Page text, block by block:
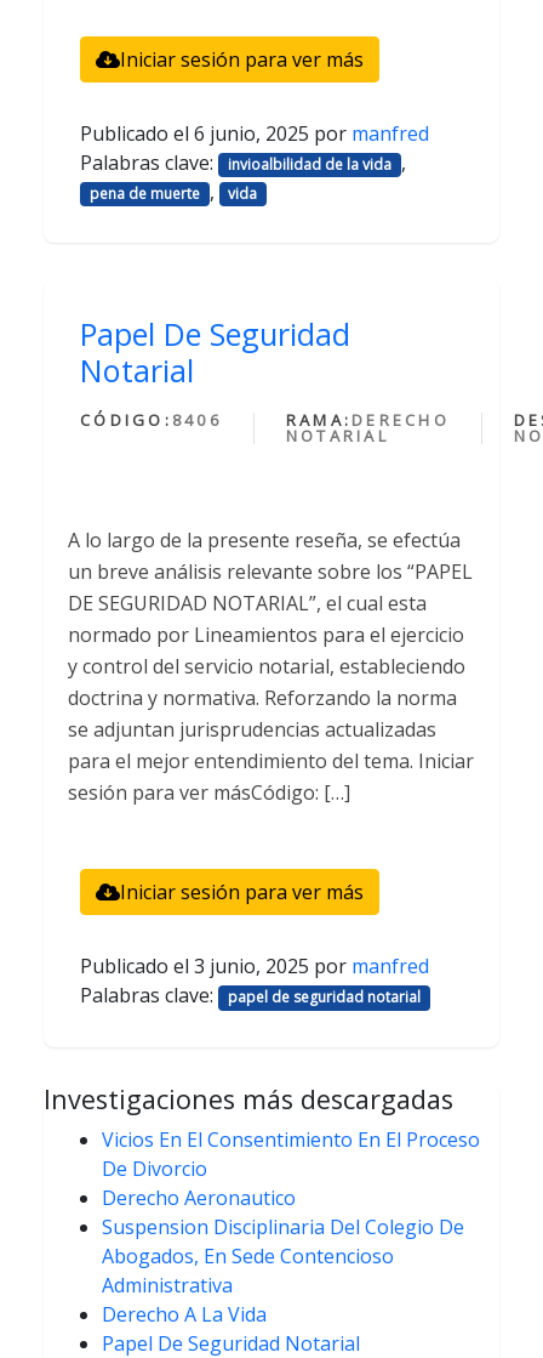
Iniciar sesión para ver más
Publicado el 6 junio, 2025 por manfred
Palabras clave:
invioalbilidad de la vida ,
pena de muerte , vida
Papel De Seguridad
Notarial
CÓDIGO: 8406 RAMA: DERECHO
NOTARIAL
A lo largo de la presente reseña, se efectúa
un breve análisis relevante sobre los “PAPEL
DE SEGURIDAD NOTARIAL”, el cual esta
normado por Lineamientos para el ejercicio
y control del servicio notarial, estableciendo
doctrina y normativa. Reforzando la norma
se adjuntan jurisprudencias actualizadas
para el mejor entendimiento del tema. Iniciar
sesión para ver másCódigo: […]
Iniciar sesión para ver más
Publicado el 3 junio, 2025 por manfred
Palabras clave:
papel de seguridad notarial
Investigaciones más descargadas
Vicios En El Consentimiento En El Proceso
De Divorcio
Derecho Aeronautico
Suspension Disciplinaria Del Colegio De
Abogados, En Sede Contencioso
Administrativa
Derecho A La Vida
Papel De Seguridad Notarial